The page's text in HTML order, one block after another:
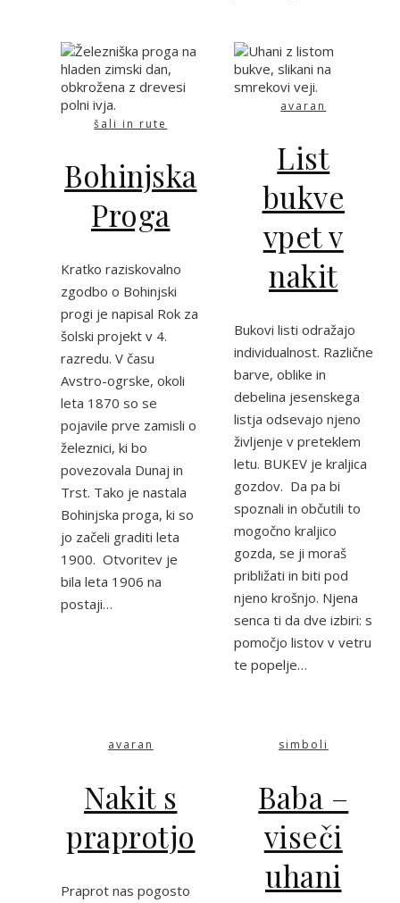
šali in rute
Bohinjska
Proga
Kratko raziskovalno
zgodbo o Bohinjski
progi je napisal Rok za
šolski projekt v 4.
razredu. V času
Avstro-ogrske, okoli
leta 1870 so se
pojavile prve zamisli o
železnici, ki bo
povezovala Dunaj in
Trst. Tako je nastala
Bohinjska proga, ki so
jo začeli graditi leta
1900. Otvoritev je
bila leta 1906 na
postaji…
avaran
List
bukve
vpet v
nakit
Bukovi listi odražajo
individualnost. Različne
barve, oblike in
debelina jesenskega
listja odsevajo njeno
življenje v preteklem
letu. BUKEV je kraljica
gozdov. Da pa bi
spoznali in občutili to
mogočno kraljico
gozda, se ji moraš
približati in biti pod
njeno krošnjo. Njena
senca ti da dve izbiri: s
pomočjo listov v vetru
te popelje…
avaran
Nakit s
praprotjo
Praprot nas pogosto
simboli
Baba –
viseči
uhani